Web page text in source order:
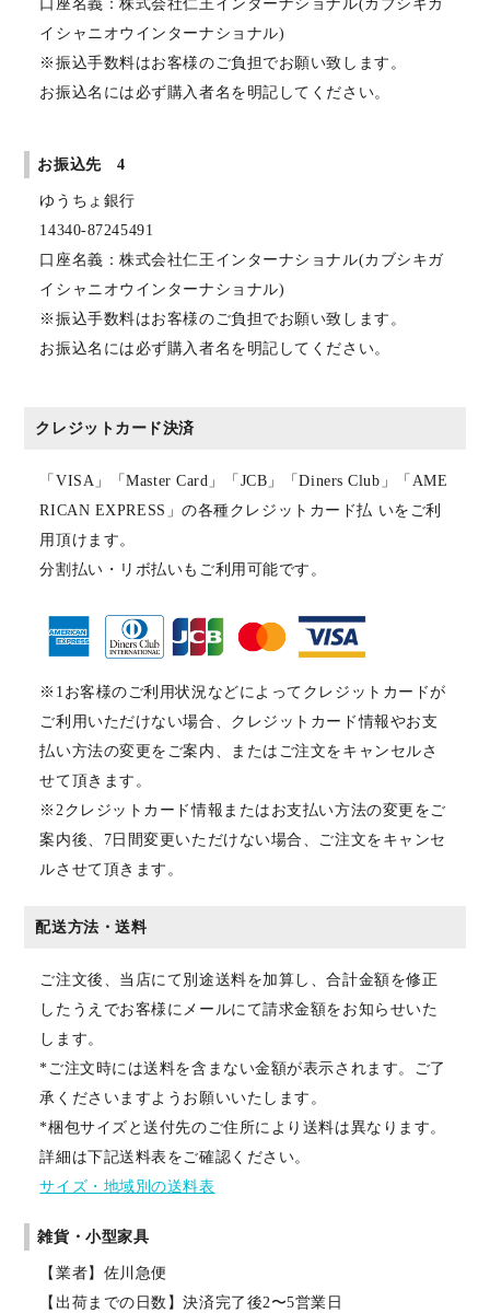
口座名義：株式会社仁王インターナショナル(カブシキガ
イシャニオウインターナショナル)
※振込手数料はお客様のご負担でお願い致します。
お振込名には必ず購入者名を明記してください。
お振込先 4
ゆうちょ銀行
14340-87245491
口座名義：株式会社仁王インターナショナル(カブシキガ
イシャニオウインターナショナル)
※振込手数料はお客様のご負担でお願い致します。
お振込名には必ず購入者名を明記してください。
クレジットカード決済
「VISA」「Master Card」「JCB」「Diners Club」「AME
RICAN EXPRESS」の各種クレジットカード払 いをご利
用頂けます。
分割払い・リボ払いもご利用可能です。
※1お客様のご利用状況などによってクレジットカードが
ご利用いただけない場合、クレジットカード情報やお支
払い方法の変更をご案内、またはご注文をキャンセルさ
せて頂きます。
※2クレジットカード情報またはお支払い方法の変更をご
案内後、7日間変更いただけない場合、ご注文をキャンセ
ルさせて頂きます。
配送方法・送料
ご注文後、当店にて別途送料を加算し、合計金額を修正
したうえでお客様にメールにて請求金額をお知らせいた
します。
*ご注文時には送料を含まない金額が表示されます。ご了
承くださいますようお願いいたします。
*梱包サイズと送付先のご住所により送料は異なります。
詳細は下記送料表をご確認ください。
サイズ・地域別の送料表
雑貨・小型家具
【業者】佐川急便
【出荷までの日数】決済完了後2〜5営業日